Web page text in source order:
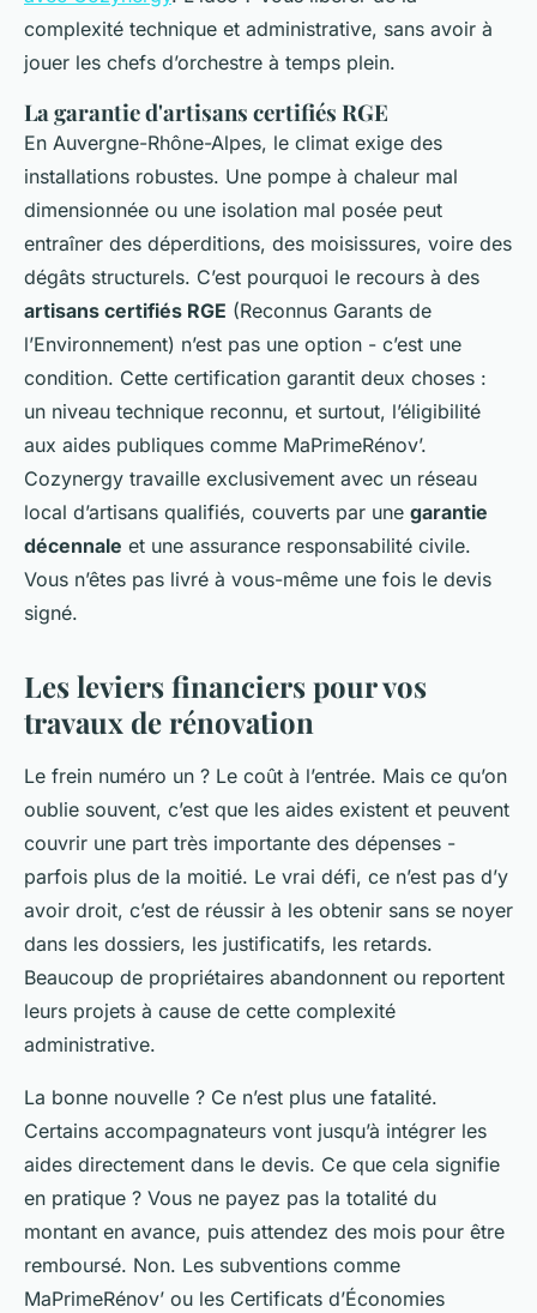
complexité technique et administrative, sans avoir à
jouer les chefs d’orchestre à temps plein.
La garantie d'artisans certifiés RGE
En Auvergne-Rhône-Alpes, le climat exige des
installations robustes. Une pompe à chaleur mal
dimensionnée ou une isolation mal posée peut
entraîner des déperditions, des moisissures, voire des
dégâts structurels. C’est pourquoi le recours à des
artisans certifiés RGE (Reconnus Garants de
l’Environnement) n’est pas une option - c’est une
condition. Cette certification garantit deux choses :
un niveau technique reconnu, et surtout, l’éligibilité
aux aides publiques comme MaPrimeRénov’.
Cozynergy travaille exclusivement avec un réseau
local d’artisans qualifiés, couverts par une garantie
décennale et une assurance responsabilité civile.
Vous n’êtes pas livré à vous-même une fois le devis
signé.
Les leviers financiers pour vos
travaux de rénovation
Le frein numéro un ? Le coût à l’entrée. Mais ce qu’on
oublie souvent, c’est que les aides existent et peuvent
couvrir une part très importante des dépenses -
parfois plus de la moitié. Le vrai défi, ce n’est pas d’y
avoir droit, c’est de réussir à les obtenir sans se noyer
dans les dossiers, les justificatifs, les retards.
Beaucoup de propriétaires abandonnent ou reportent
leurs projets à cause de cette complexité
administrative.
La bonne nouvelle ? Ce n’est plus une fatalité.
Certains accompagnateurs vont jusqu’à intégrer les
aides directement dans le devis. Ce que cela signifie
en pratique ? Vous ne payez pas la totalité du
montant en avance, puis attendez des mois pour être
remboursé. Non. Les subventions comme
MaPrimeRénov’ ou les Certificats d’Économies